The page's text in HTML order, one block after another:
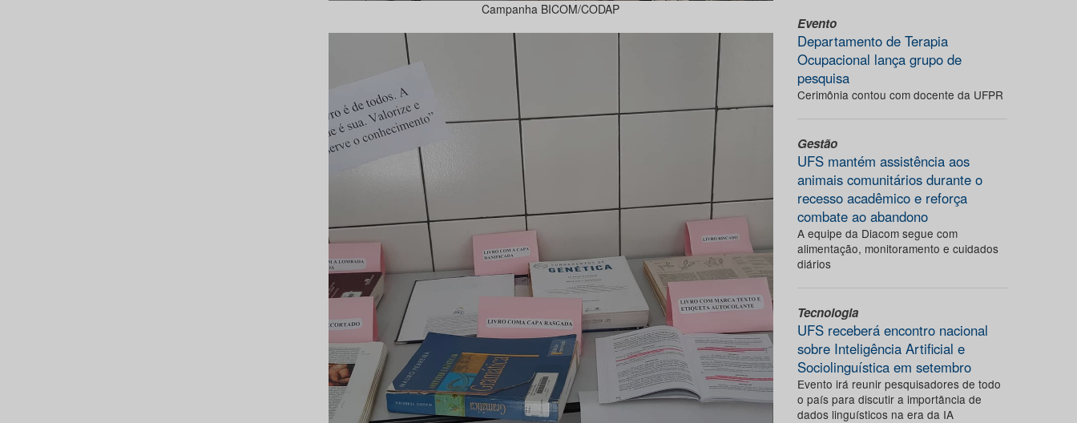
Campanha BICOM/CODAP
Evento
Departamento de Terapia
Ocupacional lança grupo de
pesquisa
Cerimônia contou com docente da UFPR
Gestão
UFS mantém assistência aos
animais comunitários durante o
recesso acadêmico e reforça
combate ao abandono
A equipe da Diacom segue com
alimentação, monitoramento e cuidados
diários
Tecnologia
UFS receberá encontro nacional
sobre Inteligência Artificial e
Sociolinguística em setembro
Evento irá reunir pesquisadores de todo
o país para discutir a importância de
dados linguísticos na era da IA